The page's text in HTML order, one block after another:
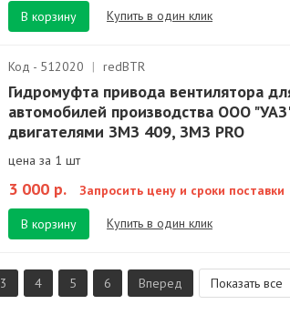
В корзину Купить в один клик
Код - 512020 | redBTR
Гидромуфта привода вентилятора
автомобилей производства ООО
двигателями ЗМЗ 409, ЗМЗ PRO
цена за 1 шт
3 000 р. Запросить цену и сроки поставки
В корзину Купить в один клик
3 4 5 6 Вперед Показать все